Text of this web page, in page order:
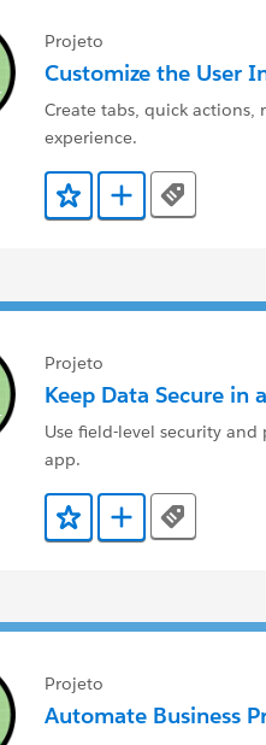
Projeto
Customize the User
Create tabs, quick actions,
experience.
Adicionar a Favoritos
Adicionar a
Tags
Projeto
Keep Data Secure in
Use field-level security
app.
Adicionar a Favoritos
Adicionar a
Tags
Projeto
Automate Business